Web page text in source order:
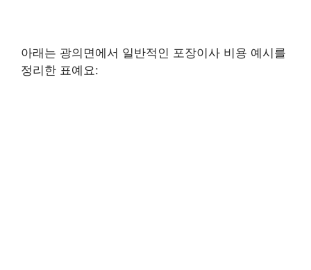
아래는 광의면에서 일반적인 포장이사 비용 예시를
정리한 표예요: